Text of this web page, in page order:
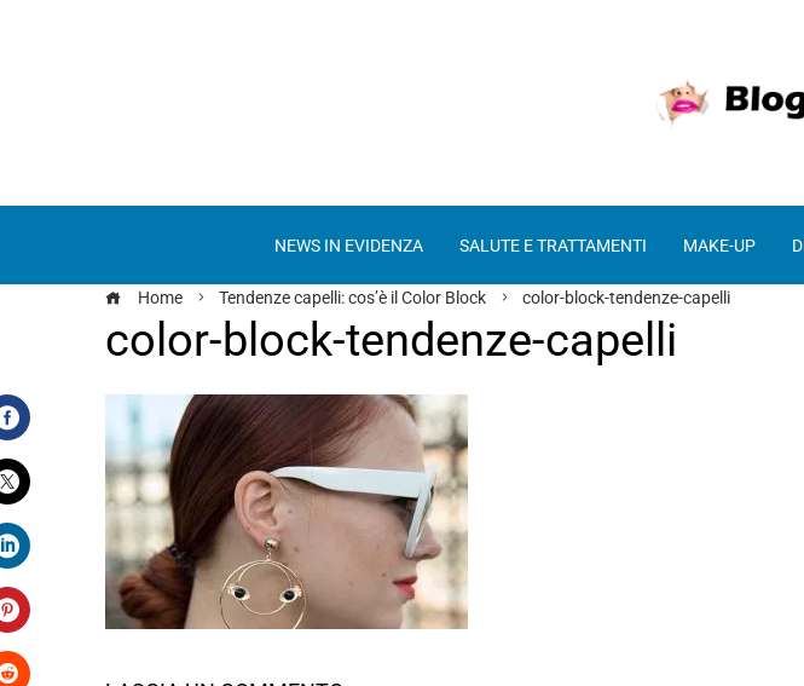
NEWS IN EVIDENZA SALUTE E TRATTAMENTI MAKE-UP
Home Tendenze capelli: cos’è il Color Block color-block-tendenze-capelli
color-block-tendenze-capelli
Facebook
Twitter
LinkedIn
Pinterest